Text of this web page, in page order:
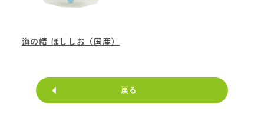
海の精 ほししお（国産）
戻る